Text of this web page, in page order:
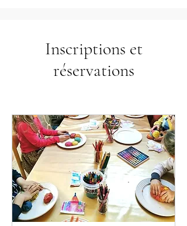
Inscriptions et
réservations